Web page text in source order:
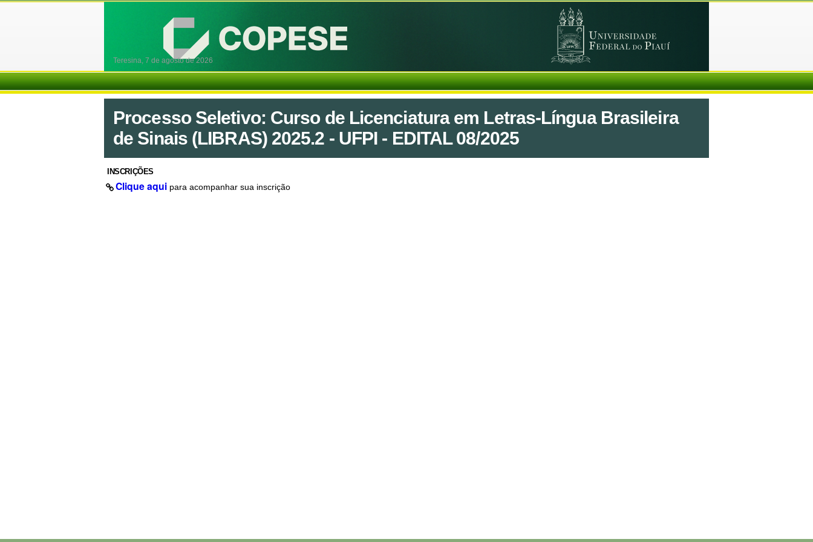
Teresina, 7 de agosto de 2026
Processo Seletivo: Curso de Licenciatura em Letras-Língua Brasileira
de Sinais (LIBRAS) 2025.2 - UFPI - EDITAL 08/2025
INSCRIÇÕES
Clique aquipara acompanhar sua inscrição